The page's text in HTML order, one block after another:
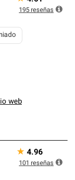
de
garantía de
web
195 reseñas
★ 4.96
101 reseñas